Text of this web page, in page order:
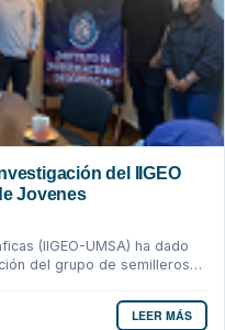
del IIGEO
Jovenes
(IIGEO-UMSA) ha dado
del grupo de semilleros
LEER MÁS